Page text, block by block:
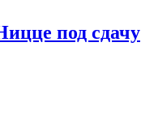
под сдачу